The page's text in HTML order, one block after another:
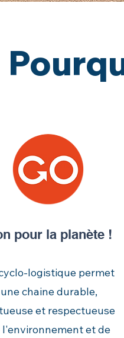
pour la planète !
logistique permet
une chaine durable,
et respectueuse
l'environnement et de